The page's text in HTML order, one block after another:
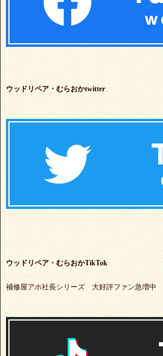
ウッドリペア・むらおかtwitter
ウッドリペア・むらおかTikTok
補修屋アホ社長シリーズ 大好評ファン急増中